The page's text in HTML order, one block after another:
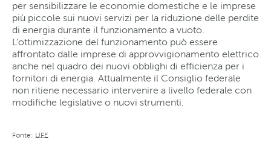
per sensibilizzare le economie domestiche e le imprese
più piccole sui nuovi servizi per la riduzione delle perdite
di energia durante il funzionamento a vuoto.
L’ottimizzazione del funzionamento può essere
affrontato dalle imprese di approvvigionamento elettrico
anche nel quadro dei nuovi obblighi di efficienza per i
fornitori di energia. Attualmente il Consiglio federale
non ritiene necessario intervenire a livello federale con
modifiche legislative o nuovi strumenti.
Fonte: UFE